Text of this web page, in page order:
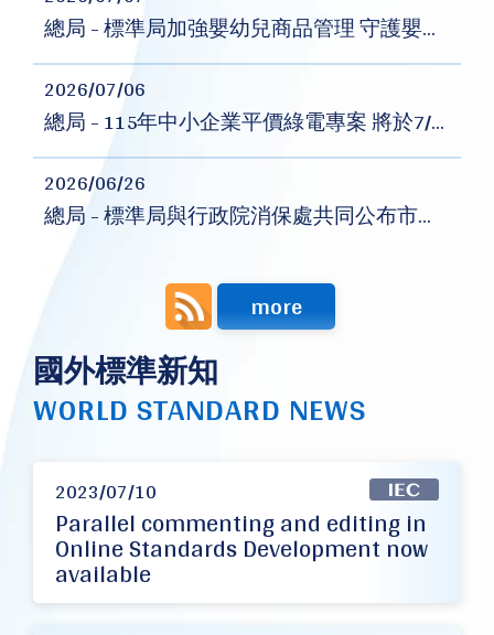
總局 - 標準局加強嬰幼兒商品管理 守護嬰幼兒安全
2026/07/06
總局 - 115年中小企業平價綠電專案 將於7/7起開放登記
2026/06/26
總局 - 標準局與行政院消保處共同公布市售「金、銀紙」及「香品」商品檢測結果
more
國外標準新知
WORLD STANDARD NEWS
2023/07/10
Parallel commenting and editing in
Online Standards Development now
available